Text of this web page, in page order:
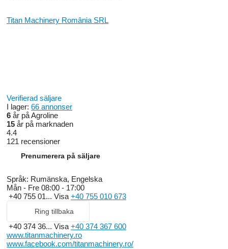
Titan Machinery România SRL
Verifierad säljare
I lager: 66 annonser
6 år på Agroline
15 år på marknaden
4.4
121 recensioner
Prenumerera på säljare
Språk: Rumänska, Engelska
Mån - Fre 08:00 - 17:00
+40 755 01... Visa +40 755 010 673
Ring tillbaka
+40 374 36... Visa +40 374 367 600
www.titanmachinery.ro
www.facebook.com/titanmachinery.ro/